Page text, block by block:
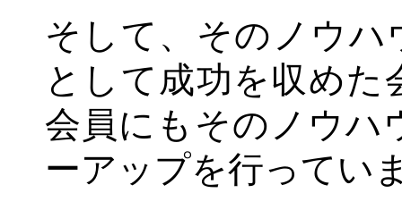
そして、そのノウハ
として成功を収め
会員にもそのノウハ
ーアップを行ってい